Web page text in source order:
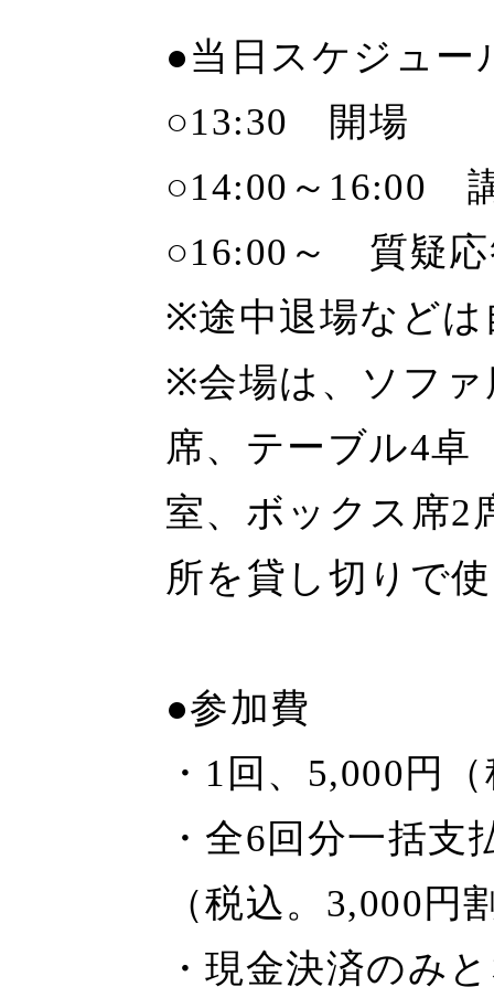
●当日スケジュー
○13:30 開場
○14:00～16:00
○16:00～ 質疑応
※途中退場などは
※会場は、ソファ
席、テーブル4卓
室、ボックス席2
所を貸し切りで
●参加費
・1回、5,000円
・全6回分一括支
（税込。3,000
・現金決済のみ